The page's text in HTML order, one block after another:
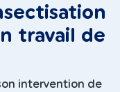
travail de
intervention de